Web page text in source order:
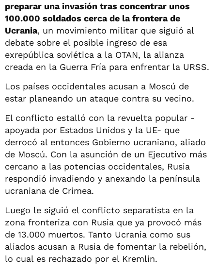
preparar una invasión tras concentrar unos
100.000 soldados cerca de la frontera de
Ucrania, un movimiento militar que siguió al
debate sobre el posible ingreso de esa
exrepública soviética a la OTAN, la alianza
creada en la Guerra Fría para enfrentar la URSS.
Los países occidentales acusan a Moscú de
estar planeando un ataque contra su vecino.
El conflicto estalló con la revuelta popular -
apoyada por Estados Unidos y la UE- que
derrocó al entonces Gobierno ucraniano, aliado
de Moscú. Con la asunción de un Ejecutivo más
cercano a las potencias occidentales, Rusia
respondió invadiendo y anexando la península
ucraniana de Crimea.
Luego le siguió el conflicto separatista en la
zona fronteriza con Rusia que ya provocó más
de 13.000 muertos. Tanto Ucrania como sus
aliados acusan a Rusia de fomentar la rebelión,
lo cual es rechazado por el Kremlin.